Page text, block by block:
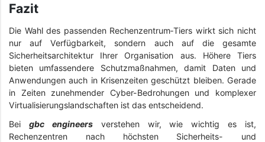
Fazit
Die Wahl des passenden Rechenzentrum‑Tiers wirkt sich nicht
nur auf Verfügbarkeit, sondern auch auf die gesamte
Sicherheitsarchitektur Ihrer Organisation aus. Höhere Tiers
bieten umfassendere Schutzmaßnahmen, damit Daten und
Anwendungen auch in Krisenzeiten geschützt bleiben. Gerade
in Zeiten zunehmender Cyber-Bedrohungen und komplexer
Virtualisierungslandschaften ist das entscheidend.
Bei gbc engineersverstehen wir, wie wichtig es ist,
Rechenzentren nach höchsten Sicherheits- und